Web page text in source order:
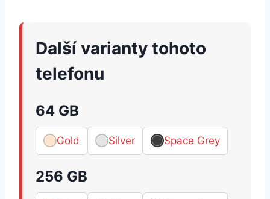
Další varianty tohoto
telefonu
64 GB
Gold Silver Space Grey
256 GB